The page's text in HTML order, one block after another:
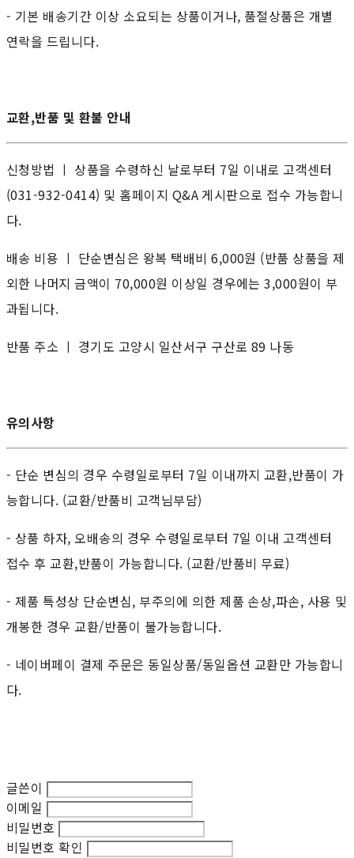
- 기본 배송기간 이상 소요되는 상품이거나, 품절상품은 개별
연락을 드립니다.
교환,반품 및 환불 안내
신청방법 ㅣ 상품을 수령하신 날로부터 7일 이내로 고객센터
(031-932-0414) 및 홈페이지 Q&A 게시판으로 접수 가능합니
다.
배송 비용 ㅣ 단순변심은 왕복 택배비 6,000원 (반품 상품을 제
외한 나머지 금액이 70,000원 이상일 경우에는 3,000원이 부
과됩니다.
반품 주소 ㅣ 경기도 고양시 일산서구 구산로 89 나동
유의사항
- 단순 변심의 경우 수령일로부터 7일 이내까지 교환,반품이 가
능합니다. (교환/반품비 고객님부담)
- 상품 하자, 오배송의 경우 수령일로부터 7일 이내 고객센터
접수 후 교환,반품이 가능합니다. (교환/반품비 무료)
- 제품 특성상 단순변심, 부주의에 의한 제품 손상,파손, 사용 및
개봉한 경우 교환/반품이 불가능합니다.
- 네이버페이 결제 주문은 동일상품/동일옵션 교환만 가능합니
다.
글쓴이
이메일
비밀번호
비밀번호 확인